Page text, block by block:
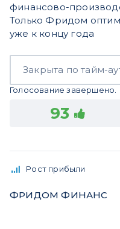
финансово-
Только Фридом
уже к концу года
Закрыта по тайм-
Голосование завершено.
93
Рост прибыли
ФРИДОМ ФИНАНС